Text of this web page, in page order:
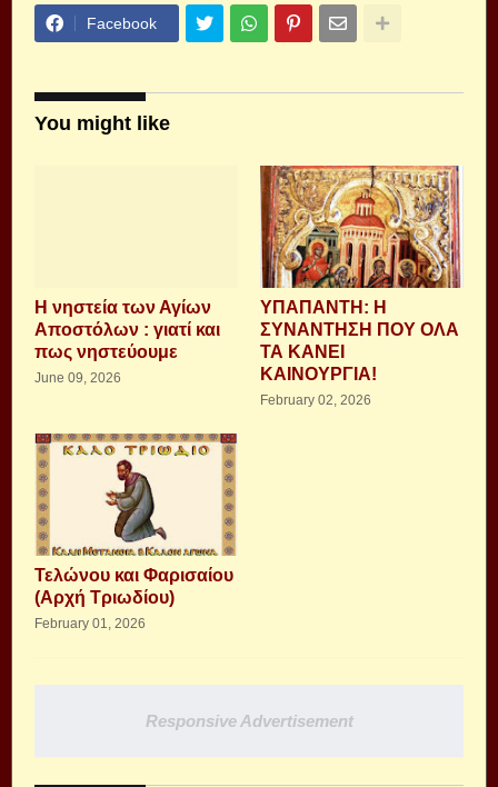
Facebook
You might like
Η νηστεία των Αγίων
Αποστόλων : γιατί και
πως νηστεύουμε
June 09, 2026
ΥΠΑΠΑΝΤΗ: Η
ΣΥΝΑΝΤΗΣΗ ΠΟΥ ΟΛΑ
ΤΑ ΚΑΝΕΙ
ΚΑΙΝΟΥΡΓΙΑ!
February 02, 2026
Τελώνου και Φαρισαίου
(Αρχή Τριωδίου)
February 01, 2026
Responsive Advertisement